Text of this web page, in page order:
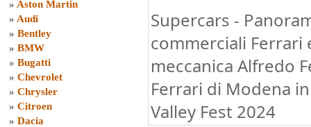
» Aston Martin
» Audi
» Bentley
» BMW
» Bugatti
» Chevrolet
» Chrysler
» Citroen
» Dacia
Supercars -
commerciali Ferrari
meccanica Alfredo
Ferrari di Modena
Valley Fest 2024